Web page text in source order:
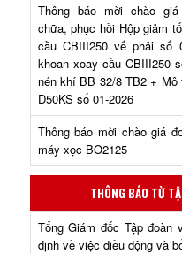
Thông báo mời chào
chữa, phục hồi Hộp giảm
cầu CBIII250 vế phải số
khoan xoay cầu CBIII250
nén khí BB 32/8 TB2 +
D50KS số 01-2026
Thông báo mời chào giá
máy xọc BO2125
THÔNG BÁO TỪ
Tổng Giám đốc Tập đoàn
định về việc điều động và